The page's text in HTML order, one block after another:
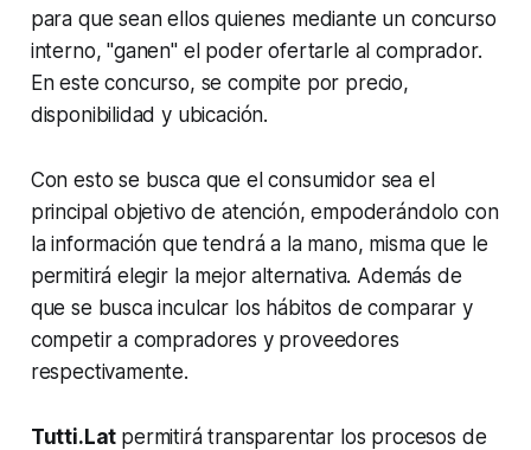
para que sean ellos quienes mediante un concurso
interno, "ganen" el poder ofertarle al comprador.
En este concurso, se compite por precio,
disponibilidad y ubicación.
Con esto se busca que el consumidor sea el
principal objetivo de atención, empoderándolo con
la información que tendrá a la mano, misma que le
permitirá elegir la mejor alternativa. Además de
que se busca inculcar los hábitos de comparar y
competir a compradores y proveedores
respectivamente.
Tutti.Lat permitirá transparentar los procesos de